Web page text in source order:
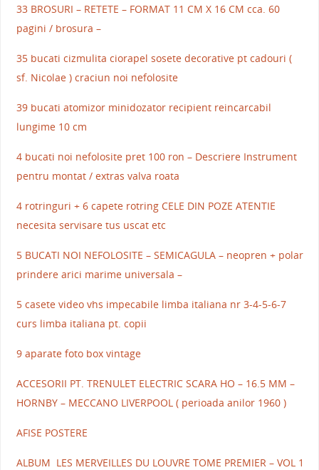
33 BROSURI – RETETE – FORMAT 11 CM X 16 CM cca. 60
pagini / brosura –
35 bucati cizmulita ciorapel sosete decorative pt cadouri (
sf. Nicolae ) craciun noi nefolosite
39 bucati atomizor minidozator recipient reincarcabil
lungime 10 cm
4 bucati noi nefolosite pret 100 ron – Descriere Instrument
pentru montat / extras valva roata
4 rotringuri + 6 capete rotring CELE DIN POZE ATENTIE
necesita servisare tus uscat etc
5 BUCATI NOI NEFOLOSITE – SEMICAGULA – neopren + polar
prindere arici marime universala –
5 casete video vhs impecabile limba italiana nr 3-4-5-6-7
curs limba italiana pt. copii
9 aparate foto box vintage
ACCESORII PT. TRENULET ELECTRIC SCARA HO – 16.5 MM –
HORNBY – MECCANO LIVERPOOL ( perioada anilor 1960 )
AFISE POSTERE
ALBUM LES MERVEILLES DU LOUVRE TOME PREMIER – VOL 1